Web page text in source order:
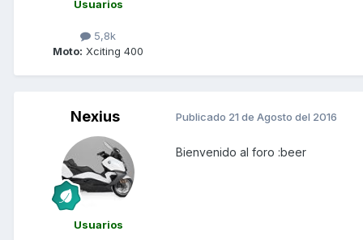
Usuarios
5,8k
Moto: Xciting 400
Nexius
Usuarios
Publicado 21 de Agosto del 2016
Bienvenido al foro :beer